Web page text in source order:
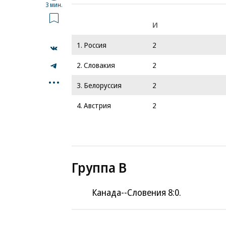
3 мин.
...
И
1. Россия
2
2. Словакия
2
3. Белоруссия
2
4. Австрия
2
Группа B
Канада--Словения 8:0.